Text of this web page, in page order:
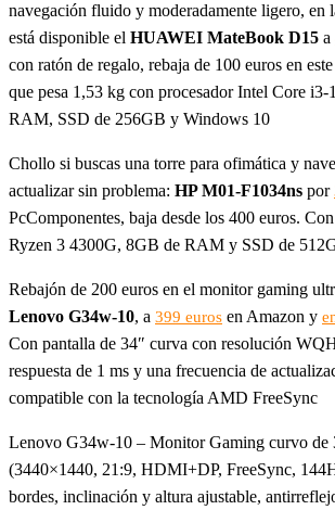
navegación fluido y moderadamente ligero, en
está disponible el HUAWEI MateBook D15 a
con ratón de regalo, rebaja de 100 euros en
que pesa 1,53 kg con procesador Intel Core
RAM, SSD de 256GB y Windows 10
Chollo si buscas una torre para ofimática y
actualizar sin problema: HP M01-F1034ns por
PcComponentes, baja desde los 400 euros.
Ryzen 3 4300G, 8GB de RAM y SSD de
Rebajón de 200 euros en el monitor gaming
Lenovo G34w-10, a 399 euros en Amazon y
Con pantalla de 34″ curva con resolución
respuesta de 1 ms y una frecuencia de
compatible con la tecnología AMD FreeSync
Lenovo G34w-10 – Monitor Gaming curvo de
(3440×1440, 21:9, HDMI+DP, FreeSync,
bordes, inclinación y altura ajustable,